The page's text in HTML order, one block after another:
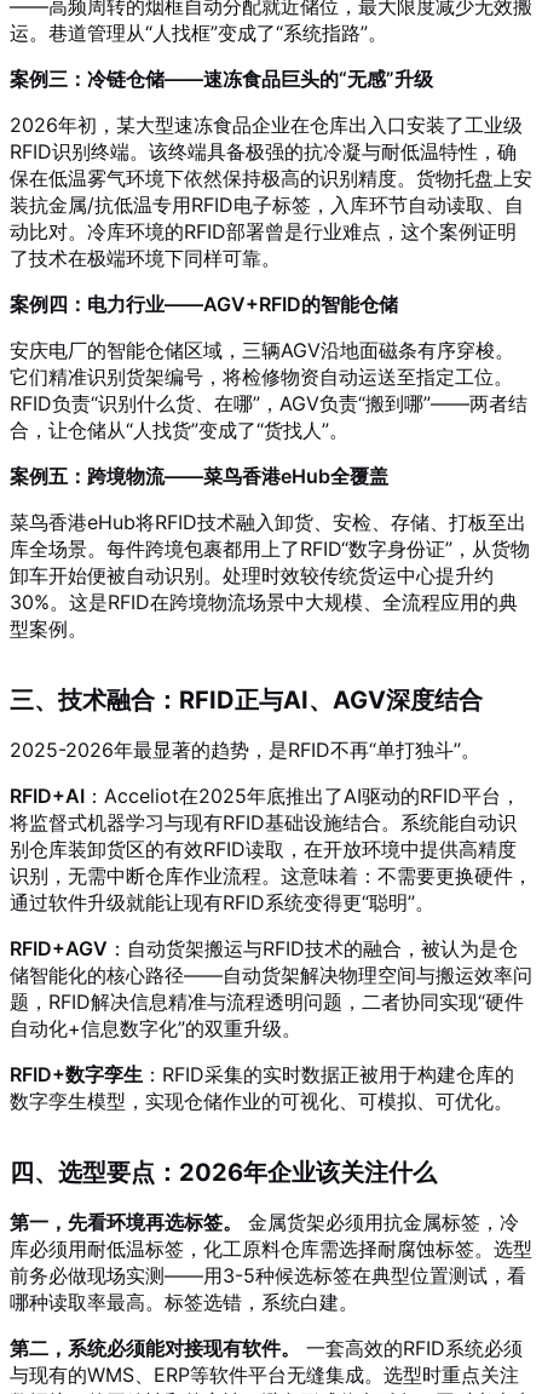
——高频周转的烟框自动分配就近储位，最大限度减少无效搬
运。巷道管理从“人找框”变成了“系统指路”。
案例三：冷链仓储——速冻食品巨头的“无感”升级
2026年初，某大型速冻食品企业在仓库出入口安装了工业级
RFID识别终端。该终端具备极强的抗冷凝与耐低温特性，确
保在低温雾气环境下依然保持极高的识别精度。货物托盘上安
装抗金属/抗低温专用RFID电子标签，入库环节自动读取、自
动比对。冷库环境的RFID部署曾是行业难点，这个案例证明
了技术在极端环境下同样可靠。
案例四：电力行业——AGV+RFID的智能仓储
安庆电厂的智能仓储区域，三辆AGV沿地面磁条有序穿梭。
它们精准识别货架编号，将检修物资自动运送至指定工位。
RFID负责“识别什么货、在哪”，AGV负责“搬到哪”——两者结
合，让仓储从“人找货”变成了“货找人”。
案例五：跨境物流——菜鸟香港eHub全覆盖
菜鸟香港eHub将RFID技术融入卸货、安检、存储、打板至出
库全场景。每件跨境包裹都用上了RFID“数字身份证”，从货物
卸车开始便被自动识别。处理时效较传统货运中心提升约
30%。这是RFID在跨境物流场景中大规模、全流程应用的典
型案例。
三、技术融合：RFID正与AI、AGV深度结合
2025-2026年最显著的趋势，是RFID不再“单打独斗”。
RFID+AI ：Acceliot在2025年底推出了AI驱动的RFID平台，
将监督式机器学习与现有RFID基础设施结合。系统能自动识
别仓库装卸货区的有效RFID读取，在开放环境中提供高精度
识别，无需中断仓库作业流程。这意味着：不需要更换硬件，
通过软件升级就能让现有RFID系统变得更“聪明”。
RFID+AGV ：自动货架搬运与RFID技术的融合，被认为是仓
储智能化的核心路径——自动货架解决物理空间与搬运效率问
题，RFID解决信息精准与流程透明问题，二者协同实现“硬件
自动化+信息数字化”的双重升级。
RFID+数字孪生 ：RFID采集的实时数据正被用于构建仓库的
数字孪生模型，实现仓储作业的可视化、可模拟、可优化。
四、选型要点：2026年企业该关注什么
第一，先看环境再选标签。
金属货架必须用抗金属标签，冷
库必须用耐低温标签，化工原料仓库需选择耐腐蚀标签。选型
前务必做现场实测——用3-5种候选标签在典型位置测试，看
哪种读取率最高。标签选错，系统白建。
第二，系统必须能对接现有软件。
一套高效的RFID系统必须
与现有的WMS、ERP等软件平台无缝集成。选型时重点关注